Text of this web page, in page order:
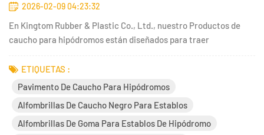
2026-02-09 04:23:32
En Kingtom Rubber & Plastic Co., Ltd., nuestro Productos de
caucho para hipódromos están diseñados para traer
ecuestres, recintos deportivos y entornos de entrenamiento al
aire libre. Con décadas de experiencia en tecnología del caucho
ETIQUETAS :
Pavimento De Caucho Para Hipódromos
Alfombrillas De Caucho Negro Para Establos
Alfombrillas De Goma Para Establos De Hipódromo